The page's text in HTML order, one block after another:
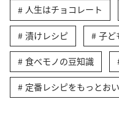
人生はチョコレート
漬けレシピ 子ど
食べモノの豆知識
定番レシピをもっとお